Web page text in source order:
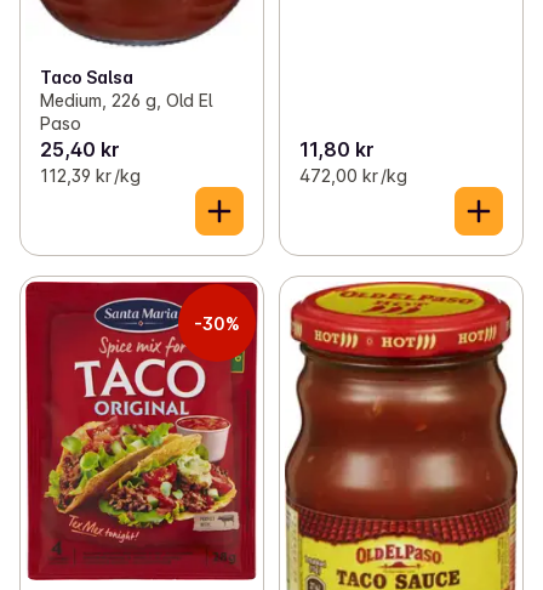
Taco Salsa
Medium, 226 g, Old El
Paso
25,40 kr
112,39 kr /kg
11,80 kr
472,00 kr /kg
-30%